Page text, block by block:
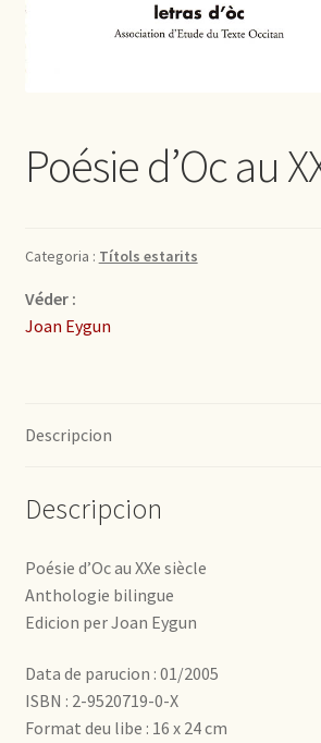
Poésie d’Oc au
Categoria : Títols estarits
Véder :
Joan Eygun
Descripcion
Descripcion
Poésie d’Oc au XXe siècle
Anthologie bilingue
Edicion per Joan Eygun
Data de parucion : 01/2005
ISBN : 2-9520719-0-X
Format deu libe : 16 x 24 cm